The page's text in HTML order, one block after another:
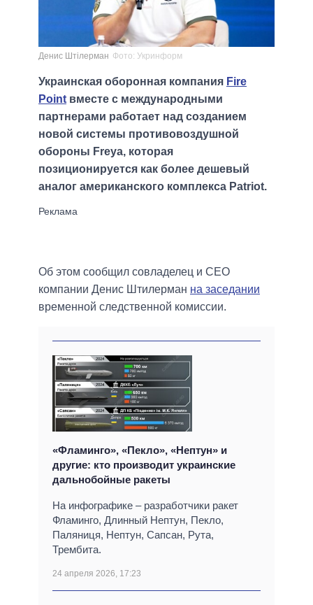
Денис Штілерман Фото: Укринформ
Украинская оборонная компания Fire
Point вместе с международными
партнерами работает над созданием
новой системы противовоздушной
обороны Freya, которая
позиционируется как более дешевый
аналог американского комплекса Patriot.
Об этом сообщил совладелец и CEO
компании Денис Штилерман на заседании
временной следственной комиссии.
«Фламинго», «Пекло», «Нептун» и
другие: кто производит украинские
дальнобойные ракеты
На инфографике – разработчики ракет
Фламинго, Длинный Нептун, Пекло,
Паляниця, Нептун, Сапсан, Рута,
Трембита.
24 апреля 2026, 17:23